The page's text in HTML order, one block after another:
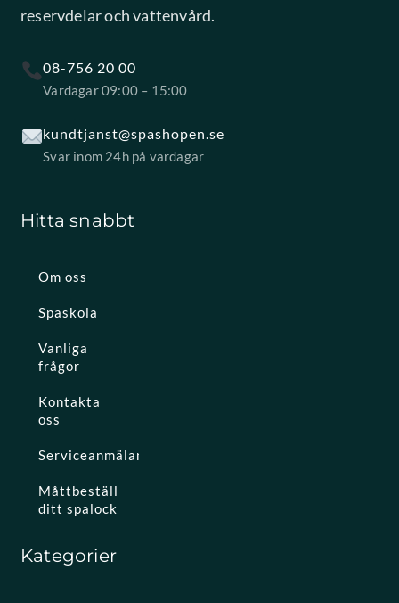
reservdelar och vattenvård.
08-756 20 00
Vardagar 09:00 – 15:00
kundtjanst@spashopen.se
Svar inom 24h på vardagar
Hitta snabbt
Om oss
Spaskola
Vanliga
frågor
Kontakta
oss
Serviceanmälan
Måttbeställ
ditt spalock
Kategorier